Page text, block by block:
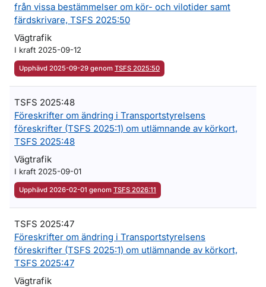
från vissa bestämmelser om kör- och vilotider samt
färdskrivare, TSFS 2025:50
Vägtrafik
I kraft 2025-09-12
Upphävd 2025-09-29 genom TSFS 2025:50
TSFS 2025:48
Föreskrifter om ändring i Transportstyrelsens
föreskrifter (TSFS 2025:1) om utlämnande av körkort,
TSFS 2025:48
Vägtrafik
I kraft 2025-09-01
Upphävd 2026-02-01 genom TSFS 2026:11
TSFS 2025:47
Föreskrifter om ändring i Transportstyrelsens
föreskrifter (TSFS 2025:1) om utlämnande av körkort,
TSFS 2025:47
Vägtrafik